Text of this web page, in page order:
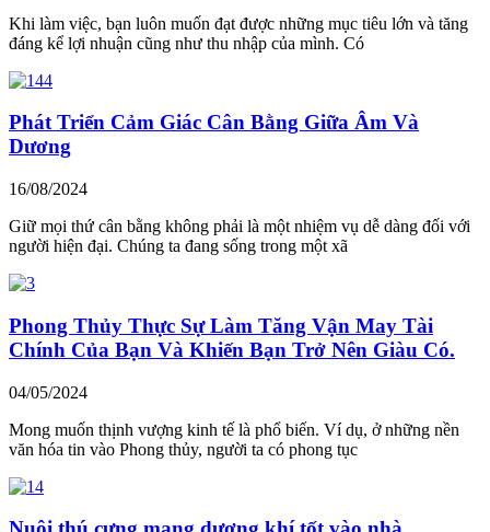
Khi làm việc, bạn luôn muốn đạt được những mục tiêu lớn và tăng
đáng kể lợi nhuận cũng như thu nhập của mình. Có
Phát Triển Cảm Giác Cân Bằng Giữa Âm Và
Dương
16/08/2024
Giữ mọi thứ cân bằng không phải là một nhiệm vụ dễ dàng đối với
người hiện đại. Chúng ta đang sống trong một xã
Phong Thủy Thực Sự Làm Tăng Vận May Tài
Chính Của Bạn Và Khiến Bạn Trở Nên Giàu Có.
04/05/2024
Mong muốn thịnh vượng kinh tế là phổ biến. Ví dụ, ở những nền
văn hóa tin vào Phong thủy, người ta có phong tục